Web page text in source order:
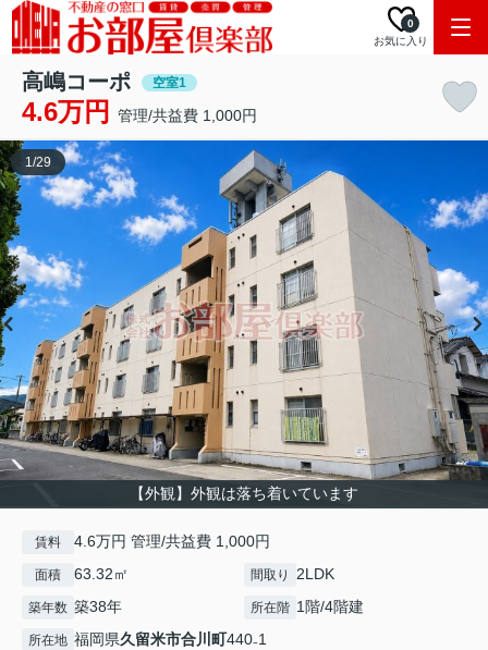
お気に入り
0
高嶋コーポ 空室1
4.6万円 管理/共益費 1,000円
【外観】外観は落ち着いています
1/29
賃料 4.6万円 管理/共益費 1,000円
面積 63.32㎡ 間取り 2LDK
築年数 築38年 所在階 1階/4階建
所在地 福岡県久留米市合川町440₋1